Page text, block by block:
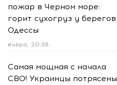
пожар в Черном море:
горит сухогруз у берегов
Одессы
вчера, 20:38
Самая мощная с начала
СВО! Украинцы потрясены